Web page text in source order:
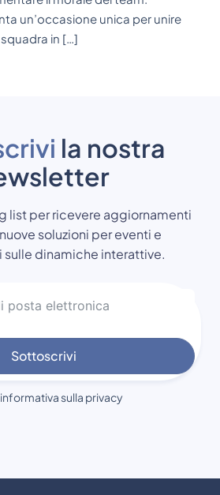
un’occasione unica per unire
in […]
la nostra
list per ricevere aggiornamenti
soluzioni per eventi e
dinamiche interattive.
Sottoscrivi
sulla privacy